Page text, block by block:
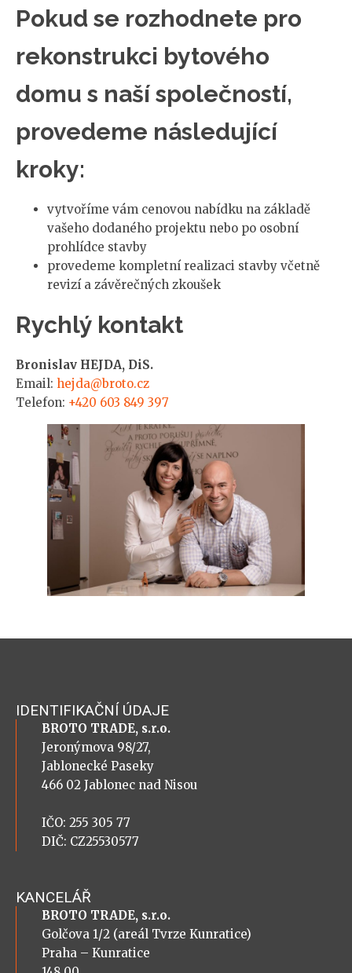
Pokud se rozhodnete pro
rekonstrukci bytového
domu s naší společností,
provedeme následující
kroky:
vytvoříme vám cenovou nabídku na základě
vašeho dodaného projektu nebo po osobní
prohlídce stavby
provedeme kompletní realizaci stavby včetně
revizí a závěrečných zkoušek
Rychlý kontakt
Bronislav HEJDA, DiS.
Email: hejda@broto.cz
Telefon: +420 603 849 397
IDENTIFIKAČNÍ ÚDAJE
BROTO TRADE, s.r.o.
Jeronýmova 98/27,
Jablonecké Paseky
466 02 Jablonec nad Nisou
IČO: 255 305 77
DIČ: CZ25530577
KANCELÁŘ
BROTO TRADE, s.r.o.
Golčova 1/2 (areál Tvrze Kunratice)
Praha – Kunratice